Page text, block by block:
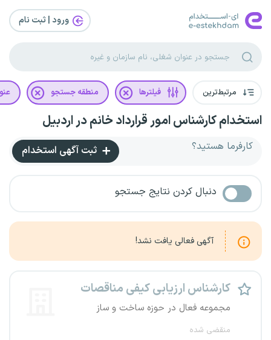
ورود | ثبت‌ نام
مرتبط‌ترین فیلترها منطقه جستجو
استخدام کارشناس امور قرارداد خانم در اردبیل
کارفرما هستید؟ ثبت آگهی استخدام
دنبال کردن نتایج جستجو
آگهی فعالی یافت نشد!
کارشناس ارزیابی کیفی مناقصات
مجموعه فعال در حوزه ساخت و ساز
منقضی شده